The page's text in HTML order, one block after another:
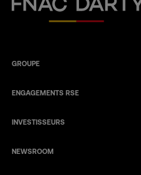
GROUPE
ENGAGEMENTS RSE
INVESTISSEURS
NEWSROOM